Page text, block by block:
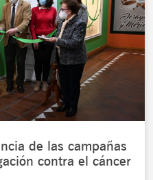
de las campañas
contra el cáncer